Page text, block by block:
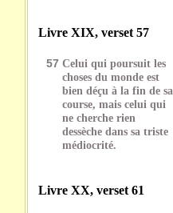
Livre XIX, verset 57
57 Celui qui poursuit les
choses du monde est
bien déçu à la fin de sa
course, mais celui qui
ne cherche rien
dessèche dans sa triste
médiocrité.
Livre XX, verset 61